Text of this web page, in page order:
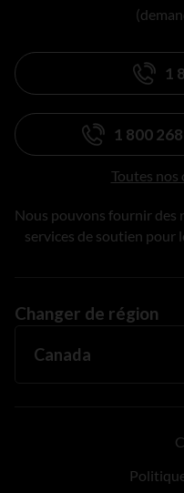
1
1 800
Toutes
Nous pouvons fournir des
services de soutien pour
Changer de région